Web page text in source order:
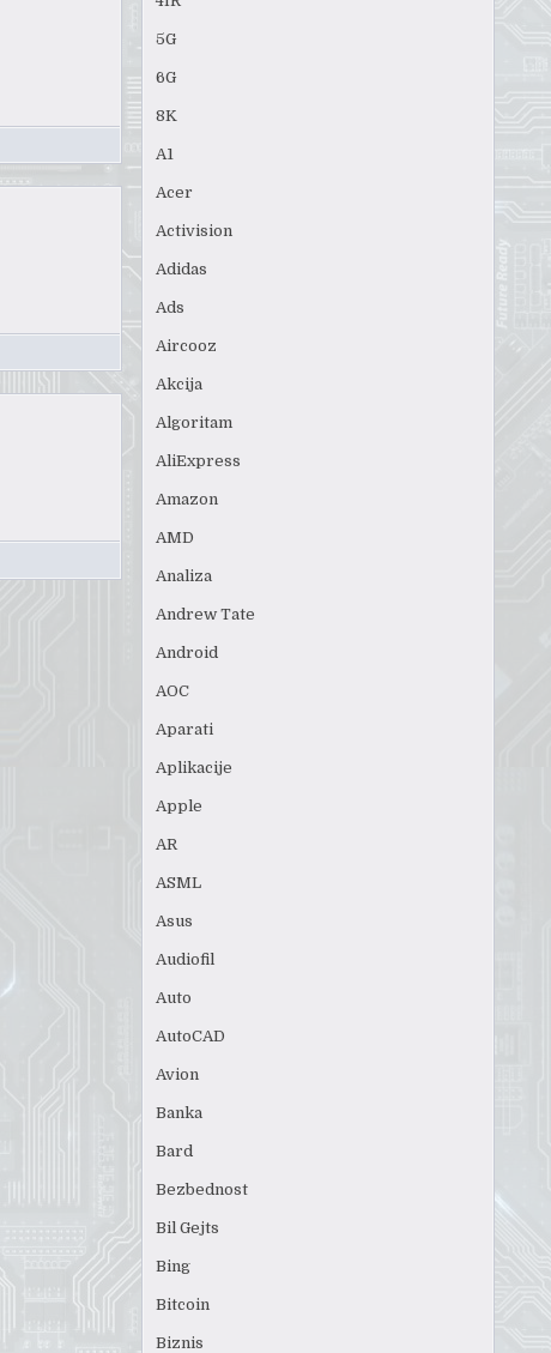
5G
6G
8K
A1
Acer
Activision
Adidas
Ads
Aircooz
Akcija
Algoritam
AliExpress
Amazon
AMD
Analiza
Andrew Tate
Android
AOC
Aparati
Aplikacije
Apple
AR
ASML
Asus
Audiofil
Auto
AutoCAD
Avion
Banka
Bard
Bezbednost
Bil Gejts
Bing
Bitcoin
Biznis